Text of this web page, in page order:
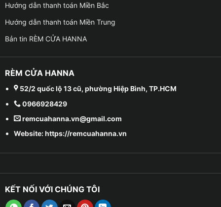
Hướng dẫn thanh toán Miền Bắc
Hướng dẫn thanh toán Miền Trung
Bản tin RÈM CỬA HANNA
RÈM CỬA HANNA
52/2 quốc lộ 13 cũ, phường Hiệp Bình, TP.HCM
0966928429
remcuahanna.vn@gmail.com
Website: https://remcuahanna.vn
KẾT NỐI VỚI CHÚNG TÔI